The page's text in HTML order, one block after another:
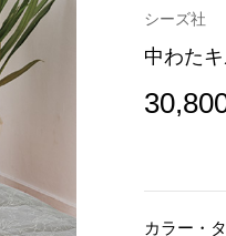
リー
その他
その他
マフラー／
手袋
シーズ社
中わた
カラー・